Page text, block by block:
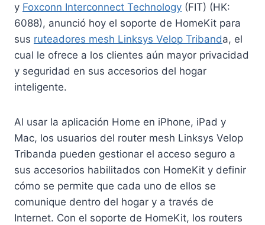
y Foxconn Interconnect Technology (FIT) (HK:
6088), anunció hoy el soporte de HomeKit para
sus ruteadores mesh Linksys Velop Tribanda, el
cual le ofrece a los clientes aún mayor privacidad
y seguridad en sus accesorios del hogar
inteligente.
Al usar la aplicación Home en iPhone, iPad y
Mac, los usuarios del router mesh Linksys Velop
Tribanda pueden gestionar el acceso seguro a
sus accesorios habilitados con HomeKit y definir
cómo se permite que cada uno de ellos se
comunique dentro del hogar y a través de
Internet. Con el soporte de HomeKit, los routers